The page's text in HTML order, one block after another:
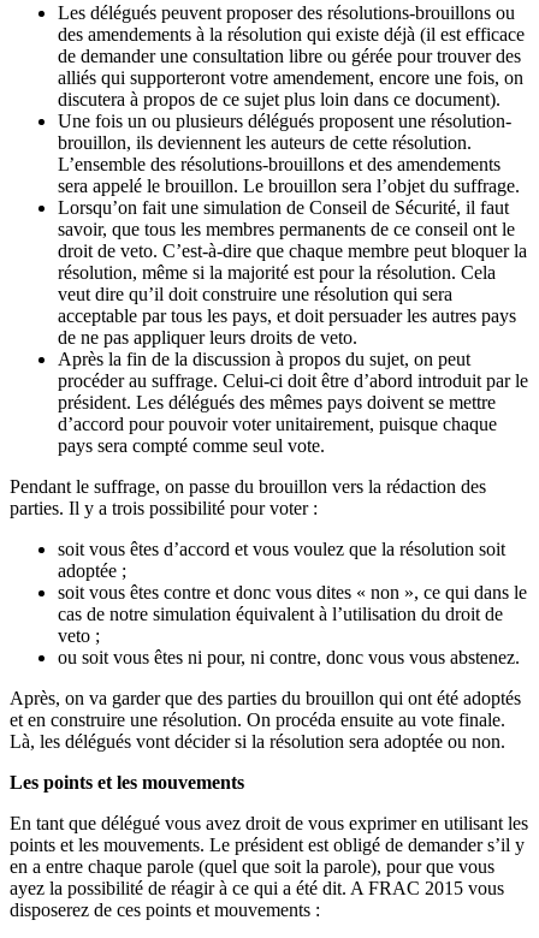
Les délégués peuvent proposer des résolutions-brouillons ou
des amendements à la résolution qui existe déjà (il est efficace
de demander une consultation libre ou gérée pour trouver des
alliés qui supporteront votre amendement, encore une fois, on
discutera à propos de ce sujet plus loin dans ce document).
Une fois un ou plusieurs délégués proposent une résolution-
brouillon, ils deviennent les auteurs de cette résolution.
L’ensemble des résolutions-brouillons et des amendements
sera appelé le brouillon. Le brouillon sera l’objet du suffrage.
Lorsqu’on fait une simulation de Conseil de Sécurité, il faut
savoir, que tous les membres permanents de ce conseil ont le
droit de veto. C’est-à-dire que chaque membre peut bloquer la
résolution, même si la majorité est pour la résolution. Cela
veut dire qu’il doit construire une résolution qui sera
acceptable par tous les pays, et doit persuader les autres pays
de ne pas appliquer leurs droits de veto.
Après la fin de la discussion à propos du sujet, on peut
procéder au suffrage. Celui-ci doit être d’abord introduit par le
président. Les délégués des mêmes pays doivent se mettre
d’accord pour pouvoir voter unitairement, puisque chaque
pays sera compté comme seul vote.
Pendant le suffrage, on passe du brouillon vers la rédaction des
parties. Il y a trois possibilité pour voter :
soit vous êtes d’accord et vous voulez que la résolution soit
adoptée ;
soit vous êtes contre et donc vous dites « non », ce qui dans le
cas de notre simulation équivalent à l’utilisation du droit de
veto ;
ou soit vous êtes ni pour, ni contre, donc vous vous abstenez.
Après, on va garder que des parties du brouillon qui ont été adoptés
et en construire une résolution. On procéda ensuite au vote finale.
Là, les délégués vont décider si la résolution sera adoptée ou non.
Les points et les mouvements
En tant que délégué vous avez droit de vous exprimer en utilisant les
points et les mouvements. Le président est obligé de demander s’il y
en a entre chaque parole (quel que soit la parole), pour que vous
ayez la possibilité de réagir à ce qui a été dit. A FRAC 2015 vous
disposerez de ces points et mouvements :